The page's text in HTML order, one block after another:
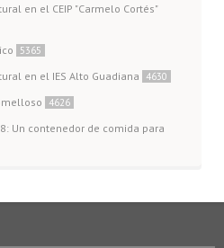
en el CEIP "Carmelo Cortés"
5365
en el IES Alto Guadiana 4630
4626
Un contenedor de comida para